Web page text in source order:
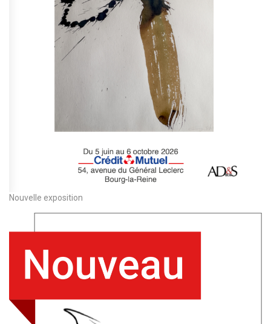
Nouvelle exposition